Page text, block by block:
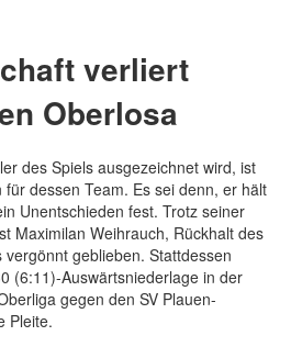
verliert
Oberlosa
des Spiels ausgezeichnet wird, ist
dessen Team. Es sei denn, er hält
Unentschieden fest. Trotz seiner
Maximilan Weihrauch, Rückhalt des
geblieben. Stattdessen
(6:11)-Auswärtsniederlage in der
gegen den SV Plauen-
Pleite.